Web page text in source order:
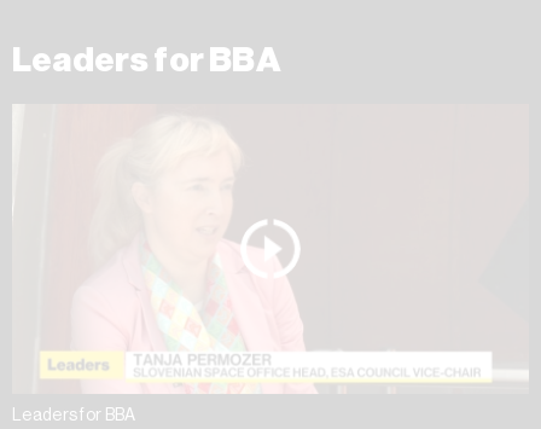
Leaders for BBA
Leaders for BBA